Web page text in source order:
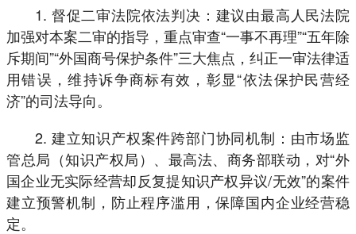
1. 督促二审法院依法判决：建议由最高人民法院
加强对本案二审的指导，重点审查“一事不再理”“五年除
斥期间”“外国商号保护条件”三大焦点，纠正一审法律适
用错误，维持诉争商标有效，彰显“依法保护民营经
济”的司法导向。
2. 建立知识产权案件跨部门协同机制：由市场监
管总局（知识产权局）、最高法、商务部联动，对“外
国企业无实际经营却反复提知识产权异议/无效”的案件
建立预警机制，防止程序滥用，保障国内企业经营稳
定。